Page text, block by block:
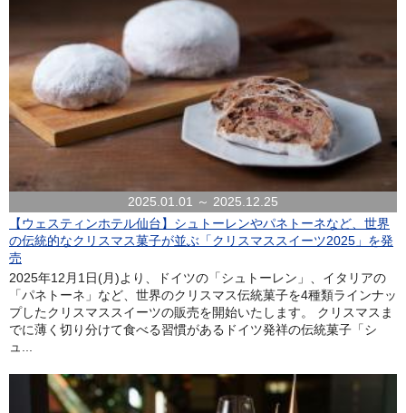
2025.01.01 ～ 2025.12.25
【ウェスティンホテル仙台】シュトーレンやパネトーネなど、世界
の伝統的なクリスマス菓子が並ぶ「クリスマススイーツ2025」を発
売
2025年12月1日(月)より、ドイツの「シュトーレン」、イタリアの
「パネトーネ」など、世界のクリスマス伝統菓子を4種類ラインナッ
プしたクリスマススイーツの販売を開始いたします。 クリスマスま
でに薄く切り分けて食べる習慣があるドイツ発祥の伝統菓子「シ
ュ...